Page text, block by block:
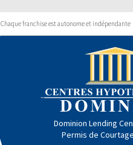
Chaque franchise est autonome et indépendante
Dominion Lending
Permis de Courtage